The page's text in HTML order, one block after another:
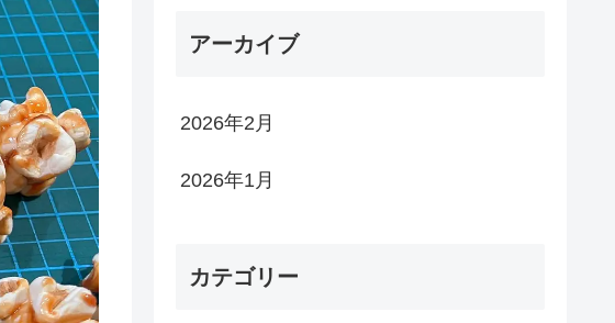
アーカイブ
2026年2月
2026年1月
カテゴリー